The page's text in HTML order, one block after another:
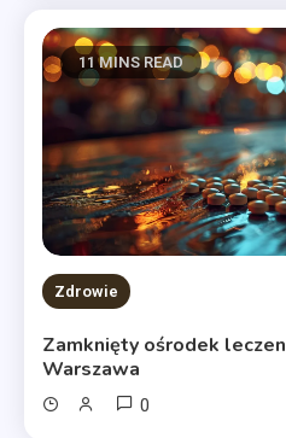
11 MINS READ
Zdrowie
Zamknięty ośrodek
Warszawa
0